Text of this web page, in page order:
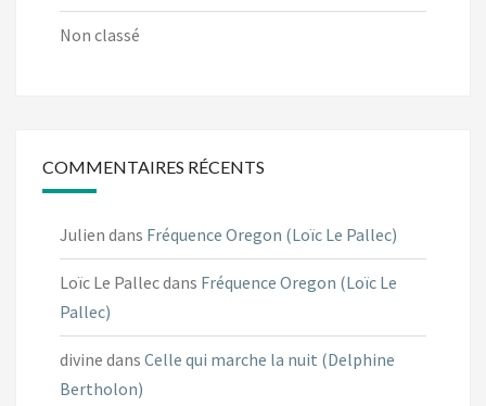
Non classé
COMMENTAIRES RÉCENTS
Julien dans Fréquence Oregon (Loïc Le Pallec)
Loïc Le Pallecdans Fréquence Oregon (Loïc Le
Pallec)
divine dans Celle qui marche la nuit (Delphine
Bertholon)